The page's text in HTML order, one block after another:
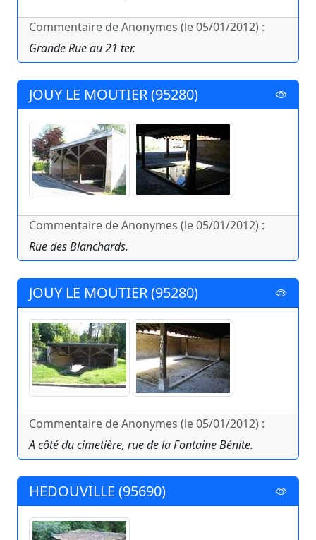
Commentaire de Anonymes (le 05/01/2012) :
Grande Rue au 21 ter.
JOUY LE MOUTIER (95280)
Commentaire de Anonymes (le 05/01/2012) :
Rue des Blanchards.
JOUY LE MOUTIER (95280)
Commentaire de Anonymes (le 05/01/2012) :
A côté du cimetière, rue de la Fontaine Bénite.
HEDOUVILLE (95690)